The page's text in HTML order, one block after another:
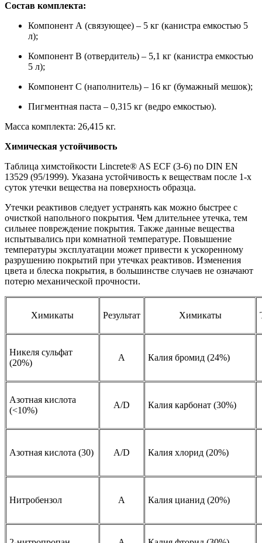
Состав комплекта:
Компонент А (связующее) – 5 кг (канистра емкостью 5
л);
Компонент В (отвердитель) – 5,1 кг (канистра емкостью
5 л);
Компонент С (наполнитель) – 16 кг (бумажный мешок);
Пигментная паста – 0,315 кг (ведро емкостью).
Масса комплекта: 26,415 кг.
Химическая устойчивость
Таблица химстойкости Lincrete® AS ECF (3-6) по DIN EN
13529 (95/1999). Указана устойчивость к веществам после 1-х
суток утечки вещества на поверхность образца.
Утечки реактивов следует устранять как можно быстрее с
очисткой напольного покрытия. Чем длительнее утечка, тем
сильнее повреждение покрытия. Также данные вещества
испытывались при комнатной температуре. Повышение
температуры эксплуатации может привести к ускоренному
разрушению покрытий при утечках реактивов. Изменения
цвета и блеска покрытия, в большинстве случаев не означают
потерю механической прочности.
Химикаты Результат Химикаты
Никеля сульфат
(20%)
А Калия бромид (24%)
Азотная кислота
(<10%)
A/D Калия карбонат (30%)
Азотная кислота (30) A/D Калия хлорид (20%)
Нитробензол A Калия цианид (20%)